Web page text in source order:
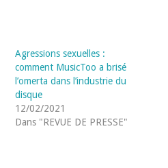
Agressions sexuelles :
comment MusicToo a brisé
l’omerta dans l’industrie du
disque
12/02/2021
Dans "REVUE DE PRESSE"